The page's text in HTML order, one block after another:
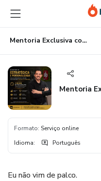
para
o
conteúdo
principal
para
o
pagamento
para
o
rodapé
Mentoria Exclusiva com Daniel Pedro
Mentoria
Formato: Serviço online
Idioma: Português
Eu não vim de palco.